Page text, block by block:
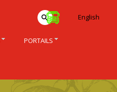
English
PORTAILS